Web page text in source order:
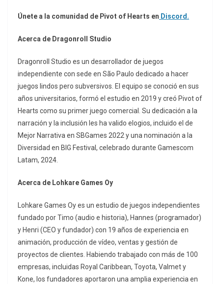
Únete a la comunidad de Pivot of Hearts en Discord.
Acerca de Dragonroll Studio
Dragonroll Studio es un desarrollador de juegos
independiente con sede en São Paulo dedicado a hacer
juegos lindos pero subversivos. El equipo se conoció en sus
años universitarios, formó el estudio en 2019 y creó Pivot of
Hearts como su primer juego comercial. Su dedicación a la
narración y la inclusión les ha valido elogios, incluido el de
Mejor Narrativa en SBGames 2022 y una nominación a la
Diversidad en BIG Festival, celebrado durante Gamescom
Latam, 2024.
Acerca de Lohkare Games Oy
Lohkare Games Oy es un estudio de juegos independientes
fundado por Timo (audio e historia), Hannes (programador)
y Henri (CEO y fundador) con 19 años de experiencia en
animación, producción de vídeo, ventas y gestión de
proyectos de clientes. Habiendo trabajado con más de 100
empresas, incluidas Royal Caribbean, Toyota, Valmet y
Kone, los fundadores aportaron una amplia experiencia en